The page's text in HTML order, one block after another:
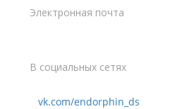
Электронная почта
В социальных сетях
vk.com/endorphin_ds